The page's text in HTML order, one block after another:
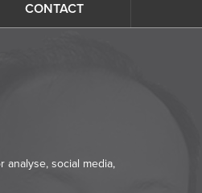
CONTACT
analyse, social media,